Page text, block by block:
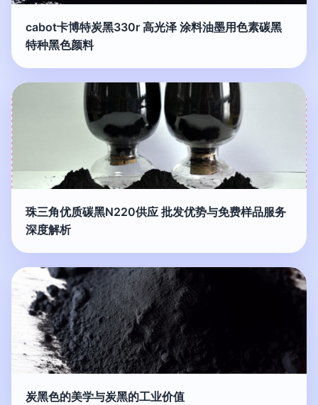
cabot卡博特炭黑330r 高光泽 涂料油墨用色素碳黑
特种黑色颜料
珠三角优质碳黑N220供应 批发优势与免费样品服务
深度解析
炭黑色的美学与炭黑的工业价值